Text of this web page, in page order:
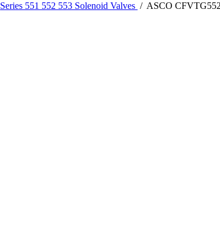
Series 551 552 553 Solenoid Valves / ASCO